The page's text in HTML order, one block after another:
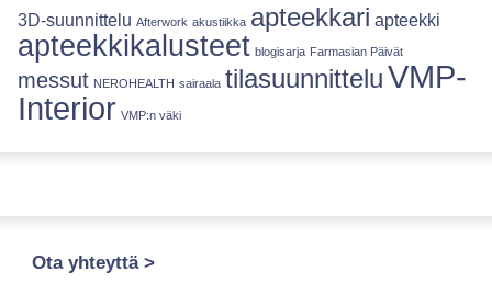
3D-suunnittelu Afterwork akustiikka apteekkari apteekki
apteekkikalusteet blogisarja Farmasian Päivät
messut NEROHEALTH sairaala tilasuunnitteluVMP-
Interior VMP:n väki
Ota yhteyttä >